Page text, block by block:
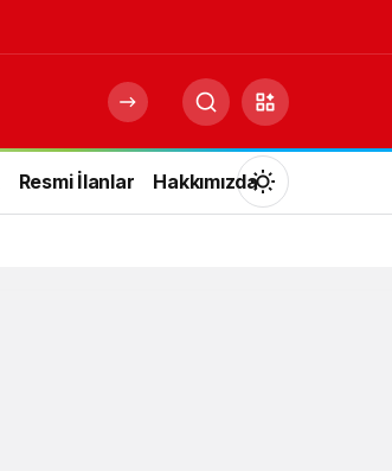
Resmi İlanlar HakkımızdaMod
değiştir